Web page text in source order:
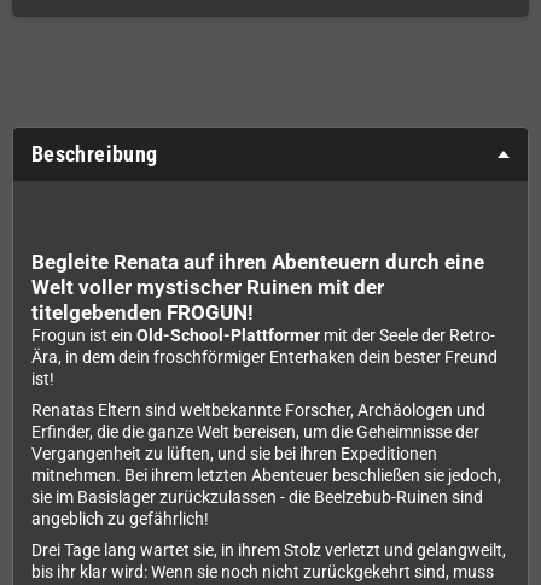
Beschreibung
Begleite Renata auf ihren Abenteuern durch eine
Welt voller mystischer Ruinen mit der
titelgebenden FROGUN!
Frogun ist ein Old-School-Plattformer mit der Seele der Retro-
Ära, in dem dein froschförmiger Enterhaken dein bester Freund
ist!
Renatas Eltern sind weltbekannte Forscher, Archäologen und
Erfinder, die die ganze Welt bereisen, um die Geheimnisse der
Vergangenheit zu lüften, und sie bei ihren Expeditionen
mitnehmen. Bei ihrem letzten Abenteuer beschließen sie jedoch,
sie im Basislager zurückzulassen - die Beelzebub-Ruinen sind
angeblich zu gefährlich!
Drei Tage lang wartet sie, in ihrem Stolz verletzt und gelangweilt,
bis ihr klar wird: Wenn sie noch nicht zurückgekehrt sind, muss